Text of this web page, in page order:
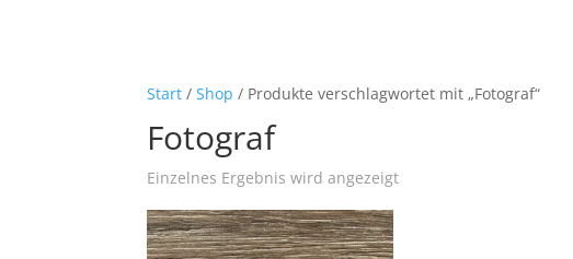
Start /Shop / Produkte verschlagwortet mit „Fotograf“
Fotograf
Einzelnes Ergebnis wird angezeigt